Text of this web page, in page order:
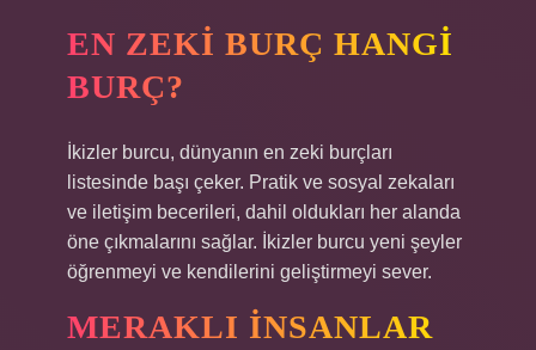
EN ZEKI BURÇ HANGI
BURÇ?
İkizler burcu, dünyanın en zeki burçları
listesinde başı çeker. Pratik ve sosyal zekaları
ve iletişim becerileri, dahil oldukları her alanda
öne çıkmalarını sağlar. İkizler burcu yeni şeyler
öğrenmeyi ve kendilerini geliştirmeyi sever.
MERAKLI INSANLAR